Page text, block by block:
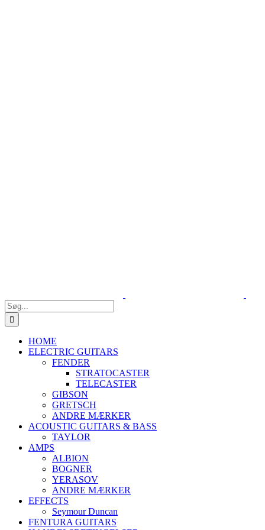
Søg
efter:
HOME
ELECTRIC GUITARS
FENDER
STRATOCASTER
TELECASTER
GIBSON
GRETSCH
ANDRE MÆRKER
ACOUSTIC GUITARS & BASS
TAYLOR
AMPS
ALBION
BOGNER
YERASOV
ANDRE MÆRKER
EFFECTS
Seymour Duncan
FENTURA GUITARS